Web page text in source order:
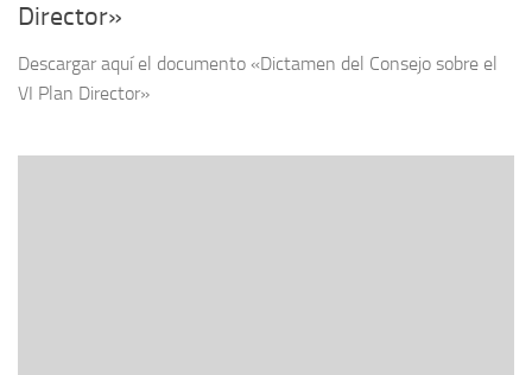
Director»
Descargar aquí el documento «Dictamen del Consejo sobre el
VI Plan Director»